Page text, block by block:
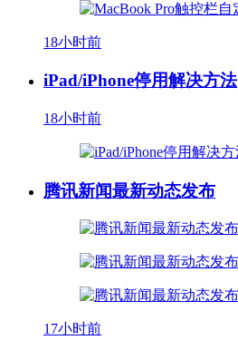
18小时前
iPad/iPhone停用解决方法
18小时前
腾讯新闻最新动态发布
17小时前